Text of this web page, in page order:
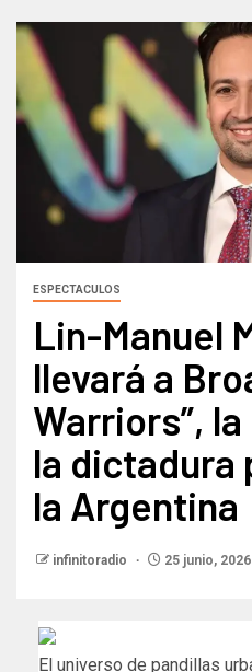
ESPECTACULOS
Lin-Manuel
llevará a
Warriors”,
la dictadura
la Argentina
infinitoradio 25 junio, 2026
El universo de pandillas